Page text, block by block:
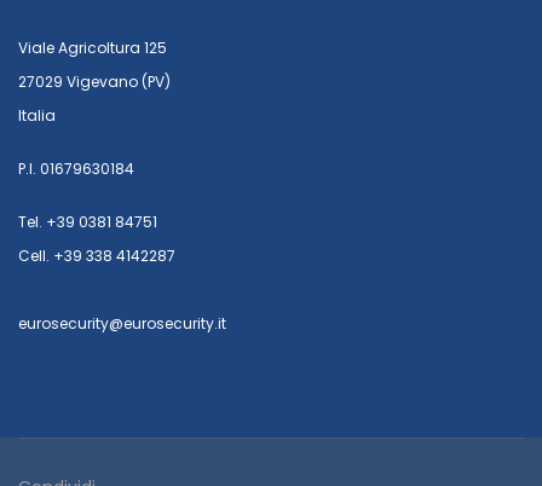
Viale Agricoltura 125
27029 Vigevano (PV)
Italia
P.I. 01679630184
Tel. +39 0381 84751
Cell. +39 338 4142287
eurosecurity@eurosecurity.it